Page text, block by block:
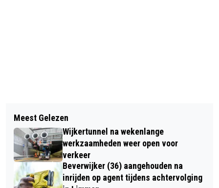
SCARLET RIBBONS: DE ‘SLOW START’
VAN HARRY BELAFONTE
OPNIEUW AUTO UITGEBRAND NA
BRANDSTICHTING IN VECHTSTRAAT
BEVERWIJK,
Meest Gelezen
Wijkertunnel na wekenlange
werkzaamheden weer open voor
verkeer
Beverwijker (36) aangehouden na
inrijden op agent tijdens achtervolging